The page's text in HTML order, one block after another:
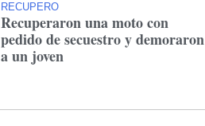
RECUPERO
Recuperaron una moto con
pedido de secuestro y demoraron
a un joven